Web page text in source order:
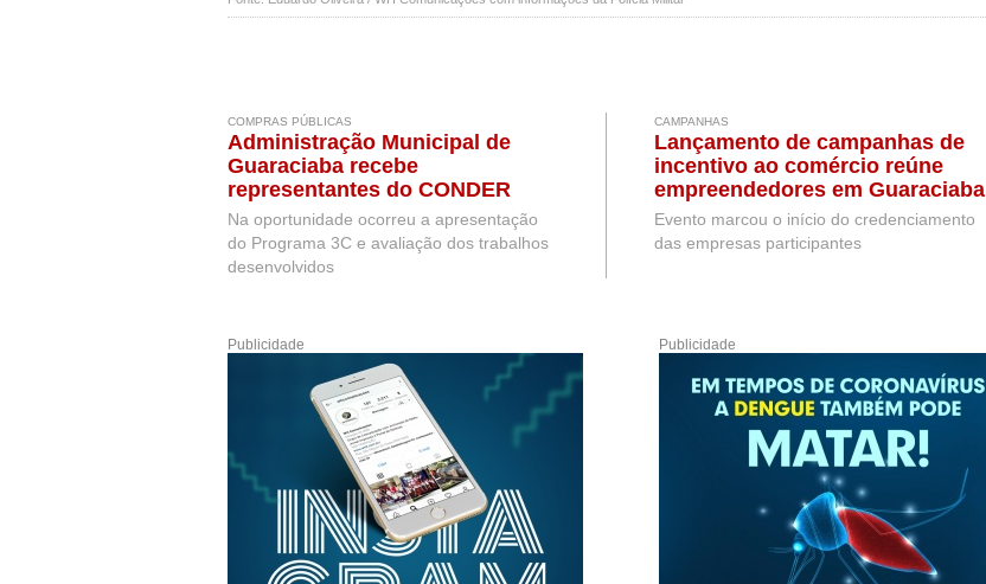
COMPRAS PÚBLICAS
Administração Municipal de
Guaraciaba recebe
representantes do CONDER
Na oportunidade ocorreu a apresentação
do Programa 3C e avaliação dos trabalhos
desenvolvidos
CAMPANHAS
Lançamento de campanhas de
incentivo ao comércio reúne
empreendedores em Guaraciaba
Evento marcou o início do credenciamento
das empresas participantes
Publicidade Publicidade